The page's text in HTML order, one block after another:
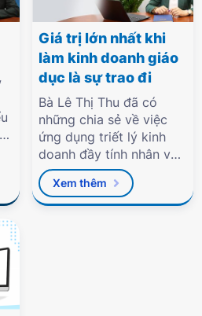
Giá trị lớn nhất khi
làm kinh doanh giáo
dục là sự trao đi
Bà Lê Thị Thu đã có
những chia sẻ về việc
ứng dụng triết lý kinh
doanh đầy tính nhân văn
của Tập đoàn với báo
Tuổi Trẻ vừa qua.
Xem thêm